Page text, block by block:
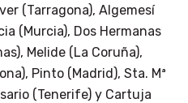
(Tarragona), Algemesí
(Murcia), Dos Hermanas
Melide (La Coruña),
Pinto (Madrid), Sta. Mª
(Tenerife) y Cartuja